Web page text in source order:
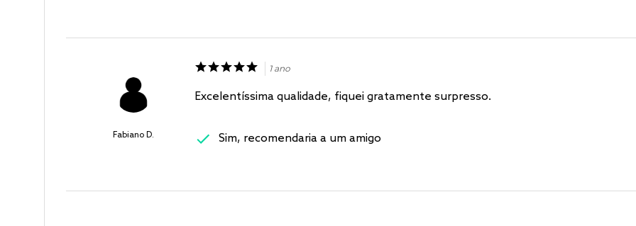
Fabiano D.
1 ano
Excelentíssima qualidade, fiquei gratamente surpresso.
Sim, recomendaria a um amigo